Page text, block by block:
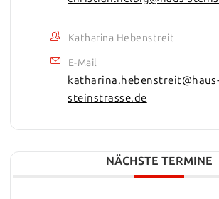
Katharina Hebenstreit
E-Mail
katharina.hebenstreit@haus-
steinstrasse.de
NÄCHSTE TERMINE